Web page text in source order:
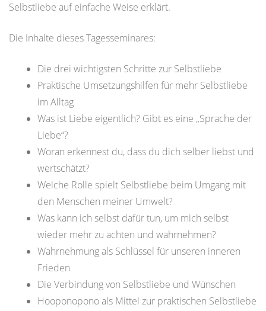
Selbstliebe auf einfache Weise erklärt.
Die Inhalte dieses Tagesseminares:
Die drei wichtigsten Schritte zur Selbstliebe
Praktische Umsetzungshilfen für mehr Selbstliebe
im Alltag
Was ist Liebe eigentlich? Gibt es eine „Sprache der
Liebe“?
Woran erkennest du, dass du dich selber liebst und
wertschätzt?
Welche Rolle spielt Selbstliebe beim Umgang mit
den Menschen meiner Umwelt?
Was kann ich selbst dafür tun, um mich selbst
wieder mehr zu achten und wahrnehmen?
Wahrnehmung als Schlüssel für unseren inneren
Frieden
Die Verbindung von Selbstliebe und Wünschen
Hooponopono als Mittel zur praktischen Selbstliebe